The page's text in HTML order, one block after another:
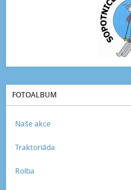
FOTOALBUM
Naše akce
Traktoriáda
Rolba